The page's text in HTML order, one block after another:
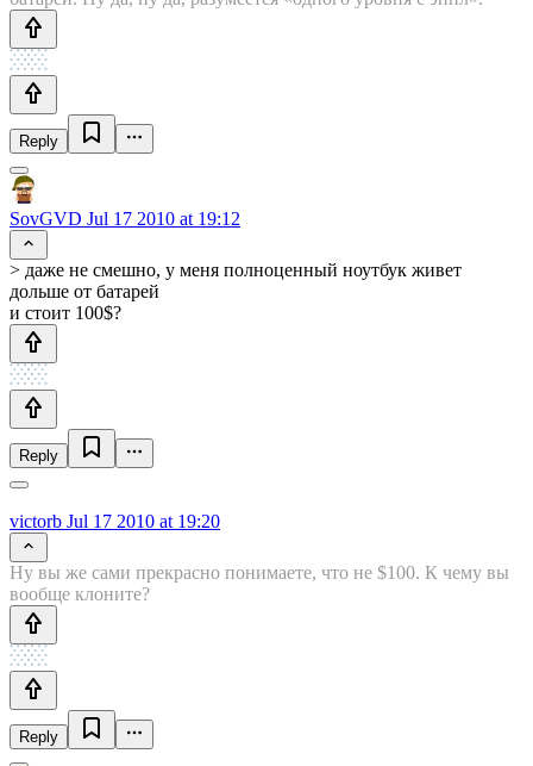
Reply
SovGVD Jul 17 2010 at 19:12
> даже не смешно, у меня полноценный ноутбук живет
дольше от батарей
и стоит 100$?
Reply
victorb Jul 17 2010 at 19:20
Ну вы же сами прекрасно понимаете, что не $100. К чему вы
вообще клоните?
Reply